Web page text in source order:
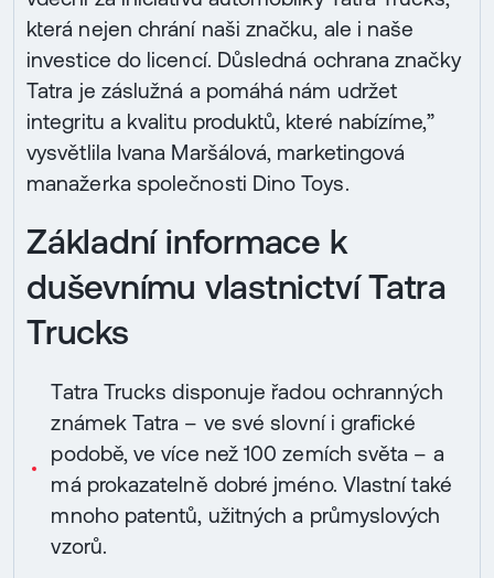
která nejen chrání naši značku, ale i naše
investice do licencí. Důsledná ochrana značky
Tatra je záslužná a pomáhá nám udržet
integritu a kvalitu produktů, které nabízíme,”
vysvětlila Ivana Maršálová, marketingová
manažerka společnosti Dino Toys.
Základní informace k
duševnímu vlastnictví Tatra
Trucks
Tatra Trucks disponuje řadou ochranných
známek Tatra – ve své slovní i grafické
podobě, ve více než 100 zemích světa – a
má prokazatelně dobré jméno. Vlastní také
mnoho patentů, užitných a průmyslových
vzorů.